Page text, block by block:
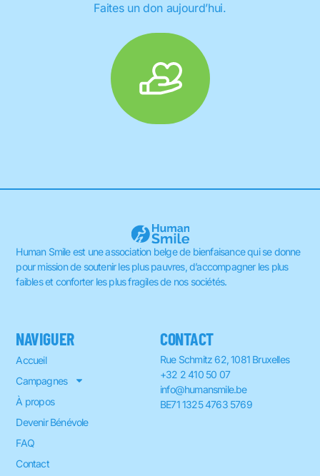
Faites un don aujourd’hui.
Human Smile est une association belge de bienfaisance qui se donne
pour mission de soutenir les plus pauvres, d’accompagner les plus
faibles et conforter les plus fragiles de nos sociétés.
NAVIGUER
Accueil
Campagnes
À propos
Devenir Bénévole
FAQ
Contact
CONTACT
Rue Schmitz 62, 1081 Bruxelles
+32 2 410 50 07
info@humansmile.be
BE71 1325 4763 5769